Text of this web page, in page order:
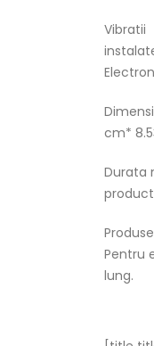
Vibratii
cm*
Durata
Pentru
lung.